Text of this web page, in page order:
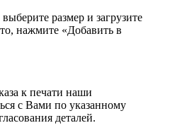
размер и загрузите
нажмите «Добавить в
к печати наши
с Вами по указанному
деталей.